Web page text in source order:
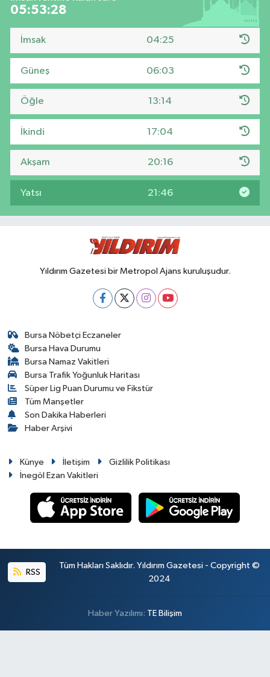
05:53:27
İmsak 04:25
Güneş 06:03
Öğle 13:14
İkindi 17:04
Akşam 20:16
Yatsı 21:46
Yıldırım Gazetesi bir Metropol Ajans kuruluşudur.
Bursa Nöbetçi Eczaneler
Bursa Hava Durumu
Bursa Namaz Vakitleri
Bursa Trafik Yoğunluk Haritası
Süper Lig Puan Durumu ve Fikstür
Tüm Manşetler
Son Dakika Haberleri
Haber Arşivi
Künye İletişim
Gizlilik Politikası
İnegöl Ezan Vakitleri
RSS
Tüm Hakları Saklıdır. Yıldırım Gazetesi - Copyright ©
2024
Haber Yazılımı: TE Bilişim